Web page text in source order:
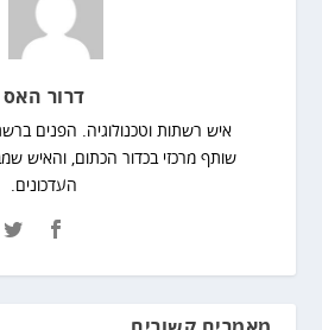
דרור האס
איש רשתות וטכנולוגיה. הפנים
שותף מרכזי בכדור הכתום, והאיש
העדכונים.